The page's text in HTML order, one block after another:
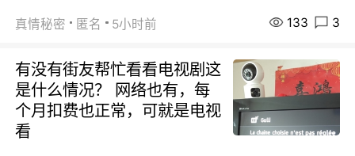
真情秘密 匿名 5小时前 133 3
有没有街友帮忙看看电视剧这
是什么情况？ 网络也有，每
个月扣费也正常，可就是电视
看